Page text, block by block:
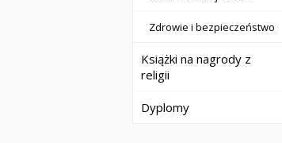
Zdrowie i bezpieczeństwo
Książki na nagrody z
religii
Dyplomy